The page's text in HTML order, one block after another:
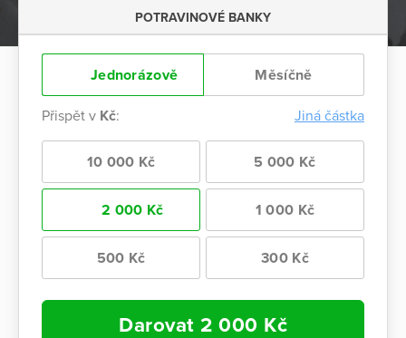
POTRAVINOVÉ BANKY
Jednorázově Měsíčně
Přispět v Kč: Jiná částka
10 000 Kč 5 000 Kč
2 000 Kč 1 000 Kč
500 Kč 300 Kč
Darovat 2 000 Kč